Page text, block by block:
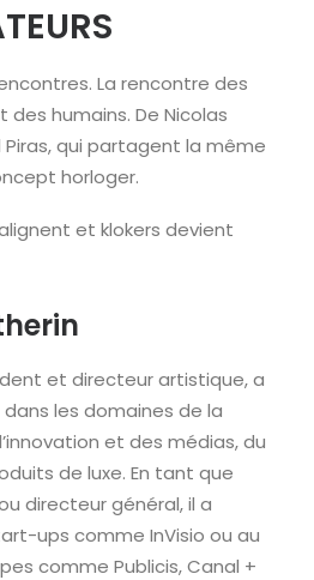
La rencontre des
des humains. De Nicolas
Piras, qui partagent la même
horloger.
et klokers devient
et directeur artistique, a
les domaines de la
et des médias, du
de luxe. En tant que
directeur général, il a
ups comme InVisio ou au
comme Publicis, Canal +